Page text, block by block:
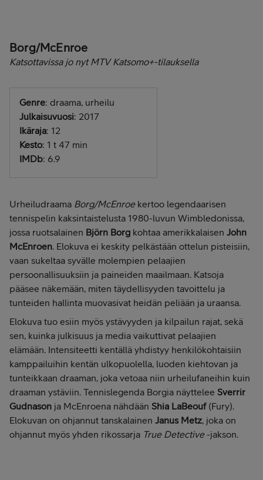
Borg/McEnroe
Katsottavissa jo nyt MTV Katsomo+-tilauksella
Genre: draama, urheilu
Julkaisuvuosi: 2017
Ikäraja: 12
Kesto: 1 t 47 min
IMDb: 6.9
Urheiludraama Borg/McEnroekertoo legendaarisen
tennispelin kaksintaistelusta 1980-luvun Wimbledonissa,
jossa ruotsalainen Björn Borg kohtaa amerikkalaisen John
McEnroen. Elokuva ei keskity pelkästään ottelun pisteisiin,
vaan sukeltaa syvälle molempien pelaajien
persoonallisuuksiin ja paineiden maailmaan. Katsoja
pääsee näkemään, miten täydellisyyden tavoittelu ja
tunteiden hallinta muovasivat heidän peliään ja uraansa.
Elokuva tuo esiin myös ystävyyden ja kilpailun rajat, sekä
sen, kuinka julkisuus ja media vaikuttivat pelaajien
elämään. Intensiteetti kentällä yhdistyy henkilökohtaisiin
kamppailuihin kentän ulkopuolella, luoden kiehtovan ja
tunteikkaan draaman, joka vetoaa niin urheilufaneihin kuin
draaman ystäviin. Tennislegenda Borgia näyttelee Sverrir
Gudnason ja McEnroena nähdään Shia LaBeouf(Fury).
Elokuvan on ohjannut tanskalainen Janus Metz, joka on
ohjannut myös yhden rikossarja True Detective-jakson.